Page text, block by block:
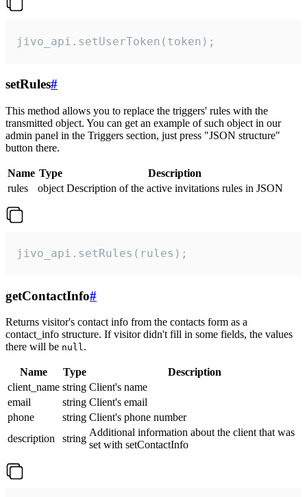
jivo_api.setUserToken(token);
setRules#
This method allows you to replace the triggers' rules with the
transmitted object. You can get an example of such object in our
admin panel in the Triggers section, just press "JSON structure"
button there.
Name Type
Description
rules
object Description of the active invitations rules in JSON
jivo_api.setRules(rules);
getContactInfo#
Returns visitor's contact info from the contacts form as a
contact_info structure. If visitor didn't fill in some fields, the values
there will be null.
Name Type
Description
client_name string Client's name
email
string Client's email
phone
string Client's phone number
description
string
Additional information about the client that was
set with setContactInfo